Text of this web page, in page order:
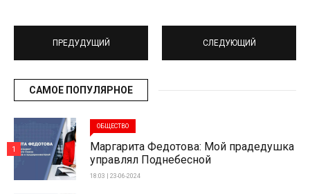
ПРЕДУДУЩИЙ СЛЕДУЮЩИЙ
САМОЕ ПОПУЛЯРНОЕ
ОБЩЕСТВО
Маргарита Федотова: Мой прадедушка
управлял Поднебесной
18:03 | 23-06-2024
1